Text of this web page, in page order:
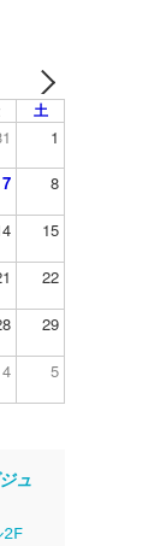
土
1
7 8
15
22
29
4 5
ュ